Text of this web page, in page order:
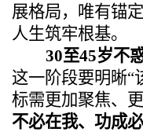
展格局，唯有锚
人生筑牢根基。
30至45岁不
这一阶段要明晰“
标需更加聚焦、
不必在我、功成